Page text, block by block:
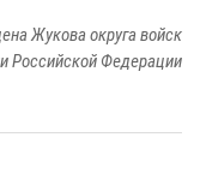
Жукова округа войск
Российской Федерации